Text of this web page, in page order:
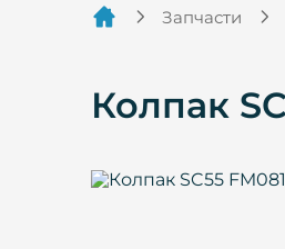
Запчасти
Колпак